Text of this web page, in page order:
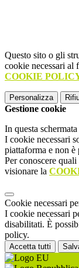
Questo sito o gli
cookie necessari al
COOKIE
Personalizza
Gestione cookie
In questa
I cookie necessari
piattaforma e non
Per conoscere
visionare la
Cookie necessari
I cookie necessari
disabilitati. È
policy.
Accetta tutti